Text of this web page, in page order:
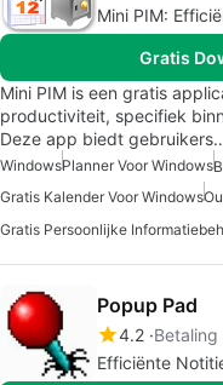
Mini PIM:
Gratis
Mini PIM is een gratis
productiviteit, specifiek
Deze app biedt
WindowsPlanner Voor Windows
Gratis Kalender Voor Windows
Popup Pad
4.2 Betaling
Efficiënte